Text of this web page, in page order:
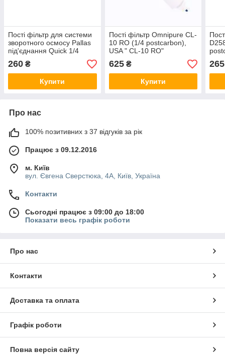
Пості фільтр для системи
зворотного осмосу Pallas
під'єднання Quick 1/4
260 ₴
Купити
Пості фільтр Omnipure CL-
10 RO (1/4 postcarbon),
USA " CL-10 RO"
625₴
Купити
Q
265
Про нас
100% позитивних з 37 відгуків за рік
Працює з 09.12.2016
м. Київ
вул. Євгена Сверстюка, 4А, Київ, Україна
Контакти
Сьогодні працює з 09:00 до 18:00
Показати весь графік роботи
Про нас
Контакти
Доставка та оплата
Графік роботи
Повна версія сайту